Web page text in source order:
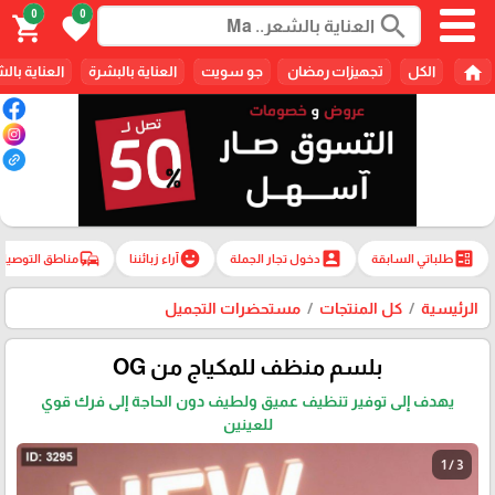
search
0
favorite
0
shopping_cart
home الكل تجهيزات رمضان جو سويت العناية بالبشرة العناية
ballotطلباتي السابقة account_boxدخول تجار الجملة emoji_emotionsآراء زبائننا commuteمناطق
الرئيسية كل المنتجات مستحضرات التجميل
بلسم منظف للمكياج من OG
يهدف إلى توفير تنظيف عميق ولطيف دون الحاجة إلى فرك قوي
للعينين
1 / 3